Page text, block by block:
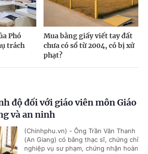
Phó
trách
Mua bằng giấy viết tay đất
chưa có sổ từ 2004, có bị xử
phạt?
độ đối với giáo viên môn Giáo
và an ninh
(Chinhphu.vn) - Ông Trần Văn Thanh
(An Giang) có bằng thạc sĩ, chứng chỉ
nghiệp vụ sư phạm, chứng nhận hoàn